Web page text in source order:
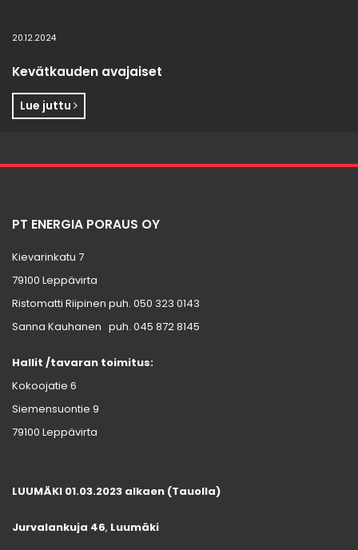
20.12.2024
Kevätkauden avajaiset
Lue juttu
PT ENERGIA PORAUS OY
Kievarinkatu 7
79100 Leppävirta
Ristomatti Riipinen puh. 050 323 0143
Sanna Kauhanen puh. 045 872 8145
Hallit /tavaran toimitus:
Kokoojatie 6
Siemensuontie 9
79100 Leppävirta
LUUMÄKI 01.03.2023 alkaen (Tauolla)
Jurvalankuja 46, Luumäki